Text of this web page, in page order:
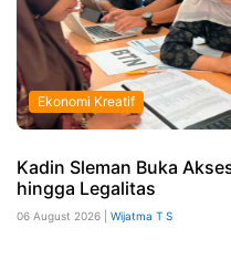
Ekonomi Kreatif
Kadin Sleman Buka
hingga Legalitas
06 August 2026 | Wijatma T S